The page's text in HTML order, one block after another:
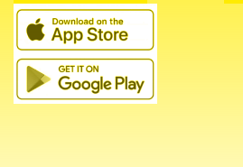
ponto porcentual para o IPCA.